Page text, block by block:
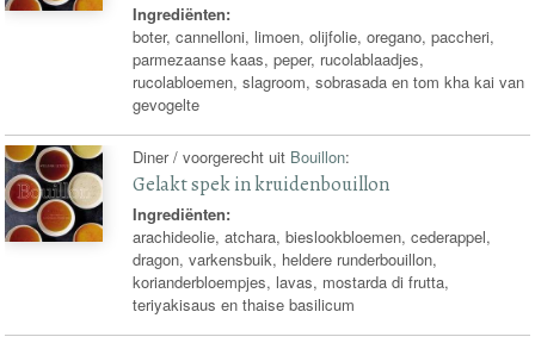
Ingrediënten:
boter, cannelloni, limoen, olijfolie, oregano, paccheri,
parmezaanse kaas, peper, rucolablaadjes,
rucolabloemen, slagroom, sobrasada en tom kha kai van
gevogelte
Diner / voorgerecht uit Bouillon:
Gelakt spek in kruidenbouillon
Ingrediënten:
arachideolie, atchara, bieslookbloemen, cederappel,
dragon, varkensbuik, heldere runderbouillon,
korianderbloempjes, lavas, mostarda di frutta,
teriyakisaus en thaise basilicum